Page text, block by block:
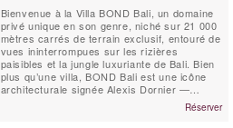
Bienvenue à la Villa BOND Bali, un domaine
privé unique en son genre, niché sur 21 000
mètres carrés de terrain exclusif, entouré de
vues ininterrompues sur les rizières
paisibles et la jungle luxuriante de Bali. Bien
plus qu’une villa, BOND Bali est une icône
architecturale signée Alexis Dornier —
ramener à la sérénité. L’expérience seRéserver